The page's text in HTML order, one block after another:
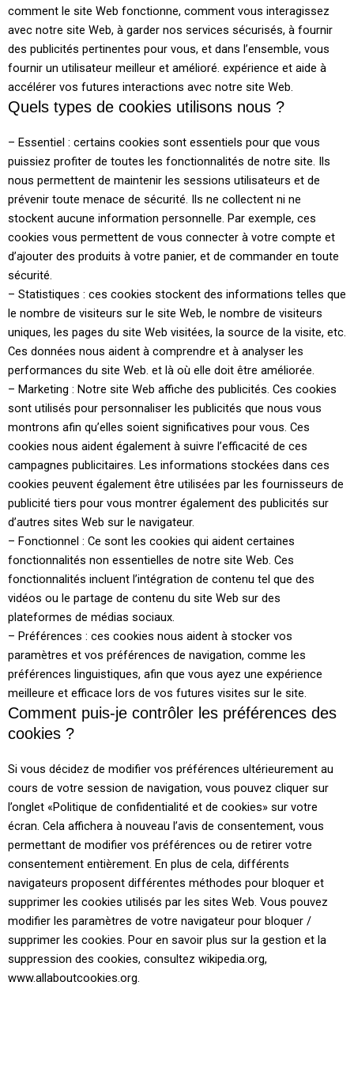
comment le site Web fonctionne, comment vous interagissez
avec notre site Web, à garder nos services sécurisés, à fournir
des publicités pertinentes pour vous, et dans l’ensemble, vous
fournir un utilisateur meilleur et amélioré. expérience et aide à
accélérer vos futures interactions avec notre site Web.
Quels types de cookies utilisons nous ?
– Essentiel : certains cookies sont essentiels pour que vous
puissiez profiter de toutes les fonctionnalités de notre site. Ils
nous permettent de maintenir les sessions utilisateurs et de
prévenir toute menace de sécurité. Ils ne collectent ni ne
stockent aucune information personnelle. Par exemple, ces
cookies vous permettent de vous connecter à votre compte et
d’ajouter des produits à votre panier, et de commander en toute
sécurité.
– Statistiques : ces cookies stockent des informations telles que
le nombre de visiteurs sur le site Web, le nombre de visiteurs
uniques, les pages du site Web visitées, la source de la visite, etc.
Ces données nous aident à comprendre et à analyser les
performances du site Web. et là où elle doit être améliorée.
– Marketing : Notre site Web affiche des publicités. Ces cookies
sont utilisés pour personnaliser les publicités que nous vous
montrons afin qu’elles soient significatives pour vous. Ces
cookies nous aident également à suivre l’efficacité de ces
campagnes publicitaires. Les informations stockées dans ces
cookies peuvent également être utilisées par les fournisseurs de
publicité tiers pour vous montrer également des publicités sur
d’autres sites Web sur le navigateur.
– Fonctionnel : Ce sont les cookies qui aident certaines
fonctionnalités non essentielles de notre site Web. Ces
fonctionnalités incluent l’intégration de contenu tel que des
vidéos ou le partage de contenu du site Web sur des
plateformes de médias sociaux.
– Préférences : ces cookies nous aident à stocker vos
paramètres et vos préférences de navigation, comme les
préférences linguistiques, afin que vous ayez une expérience
meilleure et efficace lors de vos futures visites sur le site.
Comment puis-je contrôler les préférences des
cookies ?
Si vous décidez de modifier vos préférences ultérieurement au
cours de votre session de navigation, vous pouvez cliquer sur
l’onglet «Politique de confidentialité et de cookies» sur votre
écran. Cela affichera à nouveau l’avis de consentement, vous
permettant de modifier vos préférences ou de retirer votre
consentement entièrement. En plus de cela, différents
navigateurs proposent différentes méthodes pour bloquer et
supprimer les cookies utilisés par les sites Web. Vous pouvez
modifier les paramètres de votre navigateur pour bloquer /
supprimer les cookies. Pour en savoir plus sur la gestion et la
suppression des cookies, consultez wikipedia.org,
www.allaboutcookies.org.